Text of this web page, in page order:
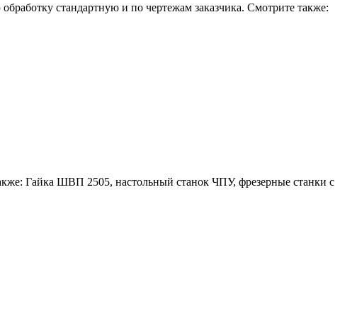
стандартную и по чертежам заказчика. Смотрите также:
Гайка ШВП 2505, настольный станок ЧПУ, фрезерные станки с